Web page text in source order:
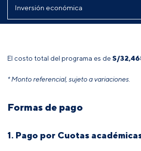
El costo total del programa es deS/
* Monto referencial, sujeto a variaciones.
Formas de pago
1. Pago por Cuotas